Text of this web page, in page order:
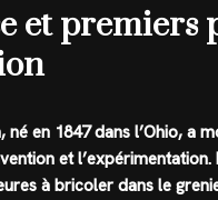
et premiers
né en 1847 dans l’Ohio, a
et
à bricoler dans le